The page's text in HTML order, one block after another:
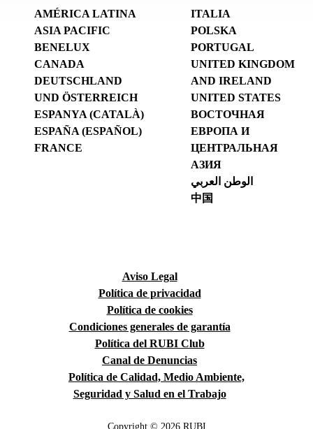
AMÉRICA LATINA
ASIA PACIFIC
BENELUX
CANADA
DEUTSCHLAND
UND ÖSTERREICH
ESPANYA (CATALÀ)
ESPAÑA (ESPAÑOL)
FRANCE
ITALIA
POLSKA
PORTUGAL
UNITED KINGDOM
AND IRELAND
UNITED STATES
ВОСТОЧНАЯ
ЕВРОПА И
ЦЕНТРАЛЬНАЯ
АЗИЯ
الوطن العربي
中国
Aviso Legal
Política de privacidad
Política de cookies
Condiciones generales de garantía
Política del RUBI Club
Canal de Denuncias
Política de Calidad, Medio Ambiente,
Seguridad y Salud en el Trabajo
Copyright © 2026 RUBI